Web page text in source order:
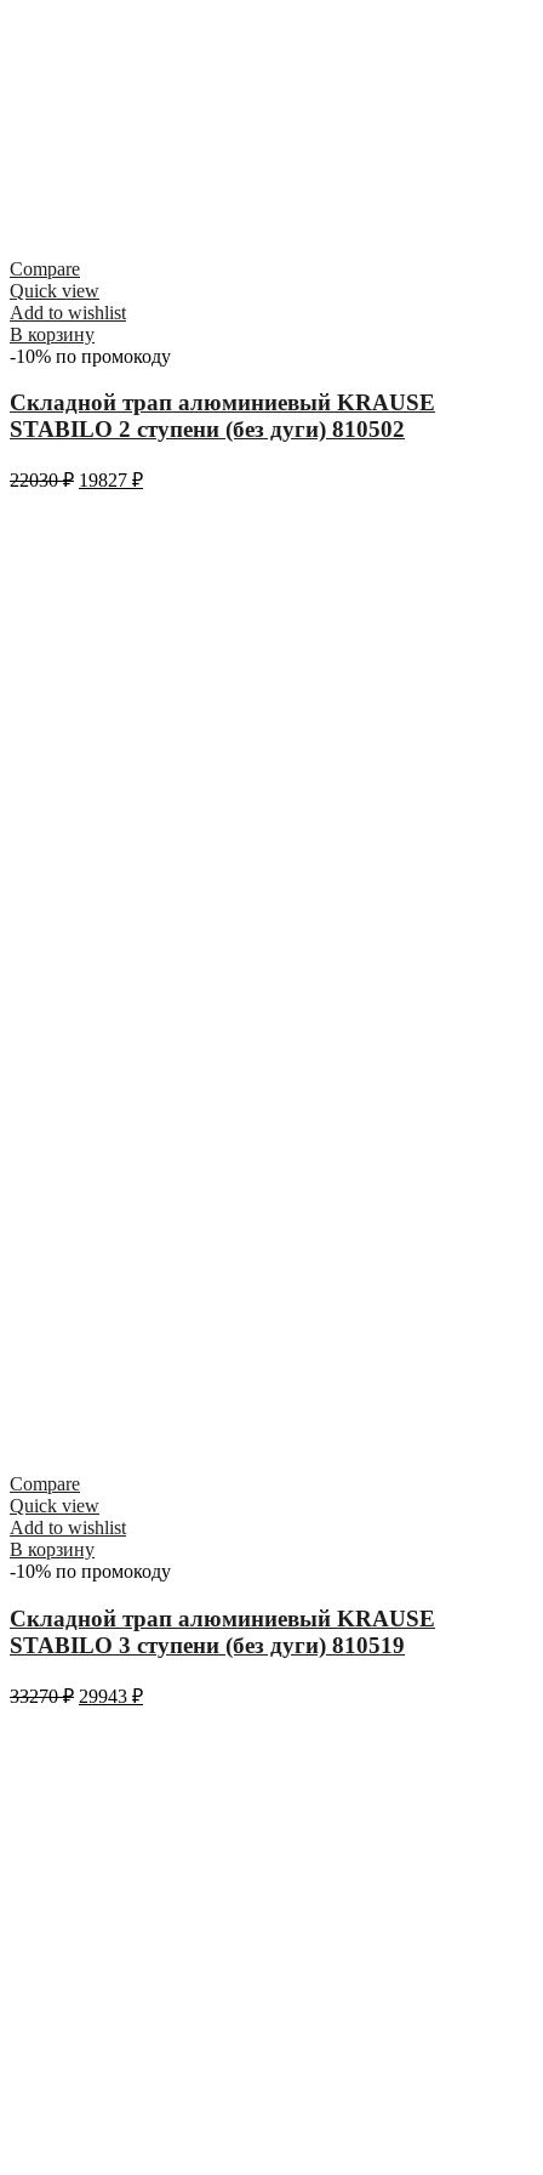
Compare
Quick view
Add to wishlist
В корзину
-10% по промокоду
Складной трап алюминиевый KRAUSE
STABILO 2 ступени (без дуги) 810502
22030₽ 19827 ₽
Compare
Quick view
Add to wishlist
В корзину
-10% по промокоду
Складной трап алюминиевый KRAUSE
STABILO 3 ступени (без дуги) 810519
33270₽ 29943 ₽